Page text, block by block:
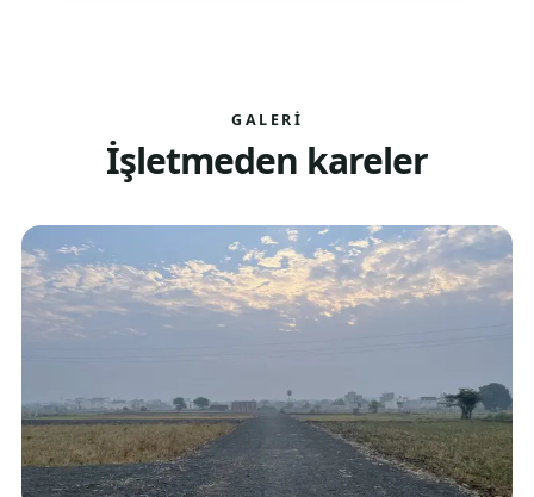
GALERI
İşletmeden kareler